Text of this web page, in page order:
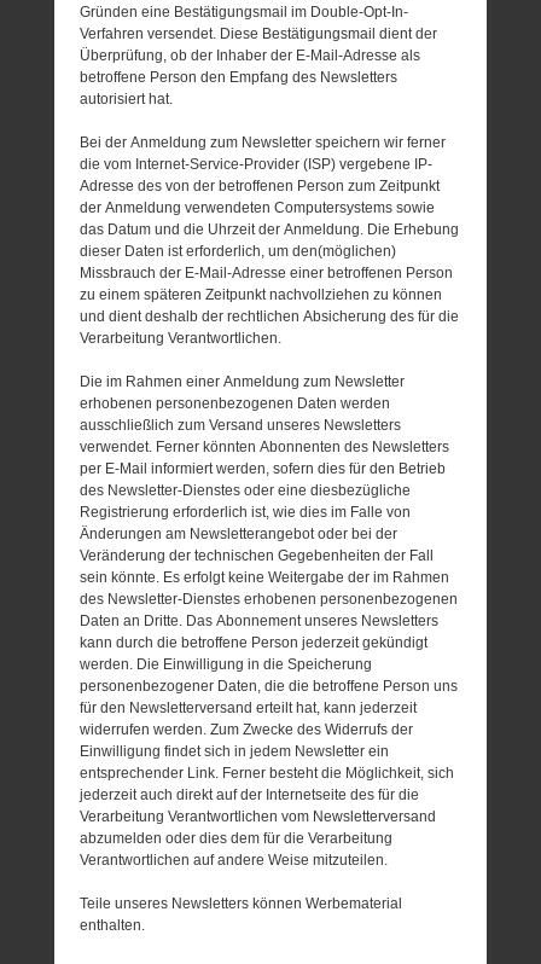
Gründen eine Bestätigungsmail im Double-Opt-In-
Verfahren versendet. Diese Bestätigungsmail dient der
Überprüfung, ob der Inhaber der E-Mail-Adresse als
betroffene Person den Empfang des Newsletters
autorisiert hat.
Bei der Anmeldung zum Newsletter speichern wir ferner
die vom Internet-Service-Provider (ISP) vergebene IP-
Adresse des von der betroffenen Person zum Zeitpunkt
der Anmeldung verwendeten Computersystems sowie
das Datum und die Uhrzeit der Anmeldung. Die Erhebung
dieser Daten ist erforderlich, um den(möglichen)
Missbrauch der E-Mail-Adresse einer betroffenen Person
zu einem späteren Zeitpunkt nachvollziehen zu können
und dient deshalb der rechtlichen Absicherung des für die
Verarbeitung Verantwortlichen.
Die im Rahmen einer Anmeldung zum Newsletter
erhobenen personenbezogenen Daten werden
ausschließlich zum Versand unseres Newsletters
verwendet. Ferner könnten Abonnenten des Newsletters
per E-Mail informiert werden, sofern dies für den Betrieb
des Newsletter-Dienstes oder eine diesbezügliche
Registrierung erforderlich ist, wie dies im Falle von
Änderungen am Newsletterangebot oder bei der
Veränderung der technischen Gegebenheiten der Fall
sein könnte. Es erfolgt keine Weitergabe der im Rahmen
des Newsletter-Dienstes erhobenen personenbezogenen
Daten an Dritte. Das Abonnement unseres Newsletters
kann durch die betroffene Person jederzeit gekündigt
werden. Die Einwilligung in die Speicherung
personenbezogener Daten, die die betroffene Person uns
für den Newsletterversand erteilt hat, kann jederzeit
widerrufen werden. Zum Zwecke des Widerrufs der
Einwilligung findet sich in jedem Newsletter ein
entsprechender Link. Ferner besteht die Möglichkeit, sich
jederzeit auch direkt auf der Internetseite des für die
Verarbeitung Verantwortlichen vom Newsletterversand
abzumelden oder dies dem für die Verarbeitung
Verantwortlichen auf andere Weise mitzuteilen.
Teile unseres Newsletters können Werbematerial
enthalten.